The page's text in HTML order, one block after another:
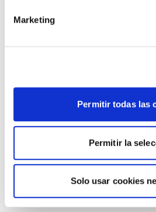
Marketing
Permitir todas las
Permitir la
Solo usar cookies